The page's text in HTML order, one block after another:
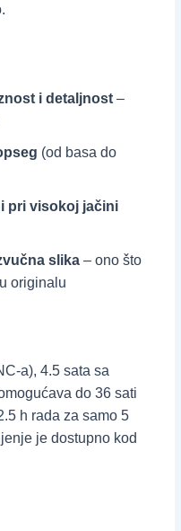
i detaljnost–
(od basa do
pri visokoj jačini
slika– ono što
originalu
a), 4.5 sata sa
do 36 sati
h rada za samo 5
je dostupno kod